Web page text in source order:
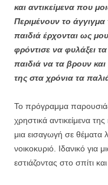
και αντικείμενα που
Περιμένουν το
παιδιά έρχονται ως
φρόντισε να φυλάξει
παιδιά να τα βρουν
της στα χρόνια τα
Το πρόγραμμα
χρηστικά αντικείμενα
μια εισαγωγή σε θέματα
νοικοκυριό. Ιδανικό
εστιάζοντας στο σπίτι